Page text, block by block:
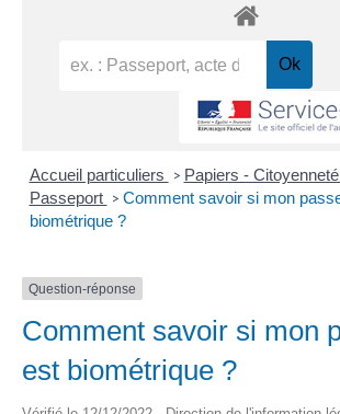
Accueil particuliers > Papiers -
Passeport > Comment savoir si mon
biométrique ?
Question-réponse
Comment savoir si mon
est biométrique ?